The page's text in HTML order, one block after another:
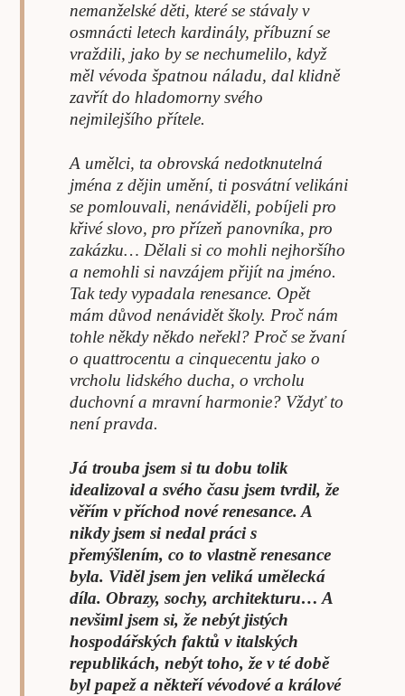
nemanželské děti, které se stávaly v
osmnácti letech kardinály, příbuzní se
vraždili, jako by se nechumelilo, když
měl vévoda špatnou náladu, dal klidně
zavřít do hladomorny svého
nejmilejšího přítele.
A umělci, ta obrovská nedotknutelná
jména z dějin umění, ti posvátní velikáni
se pomlouvali, nenáviděli, pobíjeli pro
křivé slovo, pro přízeň panovníka, pro
zakázku… Dělali si co mohli nejhoršího
a nemohli si navzájem přijít na jméno.
Tak tedy vypadala renesance. Opět
mám důvod nenávidět školy. Proč nám
tohle někdy někdo neřekl? Proč se žvaní
o quattrocentu a cinquecentu jako o
vrcholu lidského ducha, o vrcholu
duchovní a mravní harmonie? Vždyť to
není pravda.
Já trouba jsem si tu dobu tolik
idealizoval a svého času jsem tvrdil, že
věřím v příchod nové renesance. A
nikdy jsem si nedal práci s
přemýšlením, co to vlastně renesance
byla. Viděl jsem jen veliká umělecká
díla. Obrazy, sochy, architekturu… A
nevšiml jsem si, že nebýt jistých
hospodářských faktů v italských
republikách, nebýt toho, že v té době
byl papež a někteří vévodové a králové